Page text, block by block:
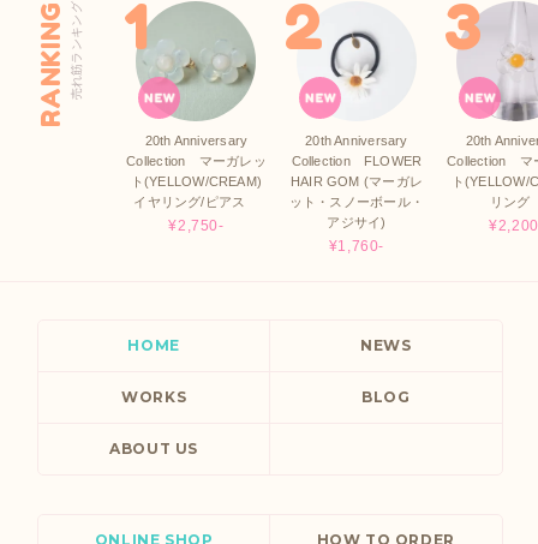
RANKING売れ筋ランキング
20th Anniversary
Collection マーガレッ
ト(YELLOW/CREAM)
イヤリング/ピアス
¥2,750-
20th Anniversary
Collection FLOWER
HAIR GOM (マーガレ
ット・スノーボール・
アジサイ)
¥1,760-
20th
Collection マ
ト(YELLOW/
リン
HOME NEWS
WORKS BLOG
ABOUT US
ONLINE SHOP HOW TO ORDER